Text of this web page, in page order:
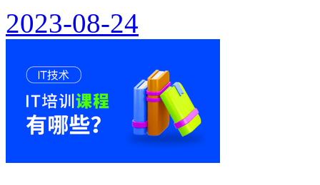
2023-08-24